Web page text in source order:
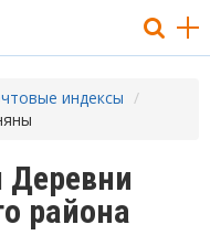
индексы
района